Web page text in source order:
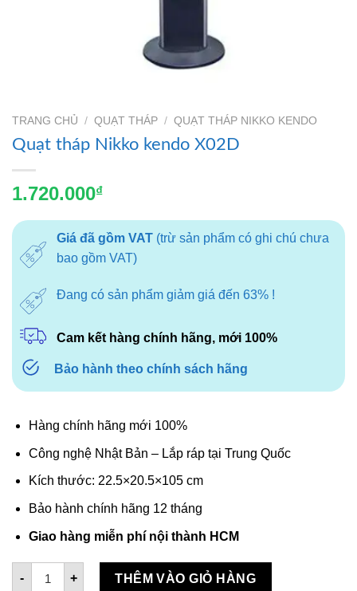
TRANG CHỦ / QUẠT THÁP / QUẠT THÁP NIKKO KENDO
Quạt tháp Nikko kendo X02D
1.720.000₫
Giá đã gồm VAT(trừ sản phẩm có ghi chú chưa
bao gồm VAT)
Đang có sản phẩm giảm giá đến 63% !
Cam kết hàng chính hãng, mới 100%
Bảo hành theo chính sách hãng
Hàng chính hãng mới 100%
Công nghệ Nhật Bản – Lắp ráp tại Trung Quốc
Kích thước: 22.5×20.5×105 cm
Bảo hành chính hãng 12 tháng
Giao hàng miễn phí nội thành HCM
-
Quạt tháp Nikko kendo X02D số lượng
+ THÊM VÀO GIỎ HÀNG